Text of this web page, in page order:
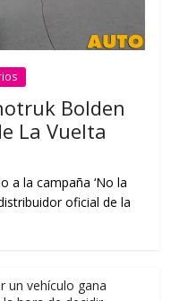
Bolden
La Vuelta
a la campaña ‘No la
oficial de la
un vehículo gana